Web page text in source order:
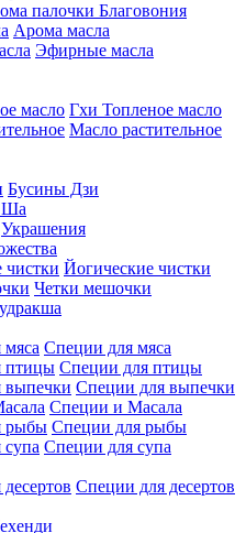
палочки Благовония
Арома масла
Эфирные масла
Гхи Топленое масло
Масло растительное
Бусины Дзи
Ша
Украшения
Йогические чистки
Четки мешочки
Специи для мяса
Специи для птицы
Специи для выпечки
Специи и Масала
Специи для рыбы
Специи для супа
Специи для десертов